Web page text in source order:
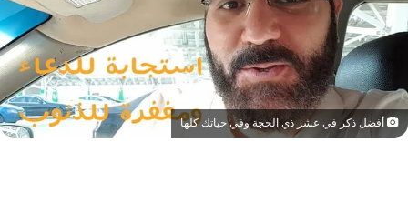
أفضل ذكر في عشر ذي الحجة وفي حياتك كلها